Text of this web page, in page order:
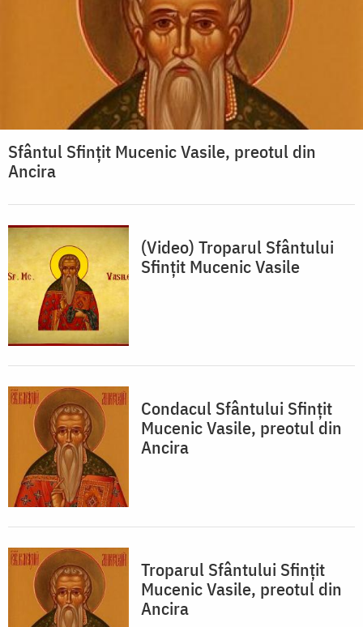
Sfântul Sfințit Mucenic Vasile, preotul din
Ancira
(Video) Troparul Sfântului
Sfințit Mucenic Vasile
Condacul Sfântului Sfinţit
Mucenic Vasile, preotul din
Ancira
Troparul Sfântului Sfinţit
Mucenic Vasile, preotul din
Ancira